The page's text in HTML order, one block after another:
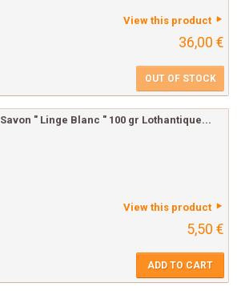
View this product
36,00 €
OUT OF STOCK
Savon " Linge Blanc " 100 gr Lothantique...
View this product
5,50 €
ADD TO CART